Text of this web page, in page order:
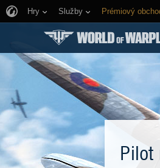
Hry Služby Prémiový
Pilot